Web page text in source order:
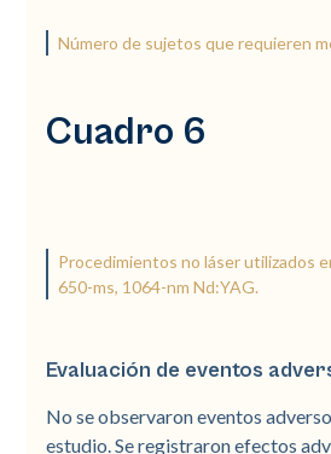
Número de sujetos que requieren
Cuadro 6
Procedimientos no láser utilizados
650-ms, 1064-nm Nd:YAG.
Evaluación de eventos
No se observaron eventos
estudio. Se registraron efectos